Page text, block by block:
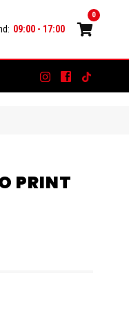
09:00 - 17:00
0
PRINT